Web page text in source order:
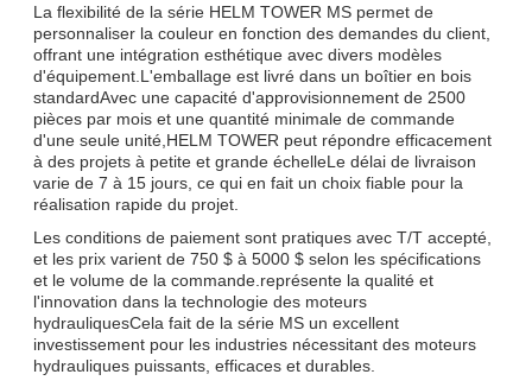
La flexibilité de la série HELM TOWER MS permet de
personnaliser la couleur en fonction des demandes du client,
offrant une intégration esthétique avec divers modèles
d'équipement.L'emballage est livré dans un boîtier en bois
standardAvec une capacité d'approvisionnement de 2500
pièces par mois et une quantité minimale de commande
d'une seule unité,HELM TOWER peut répondre efficacement
à des projets à petite et grande échelleLe délai de livraison
varie de 7 à 15 jours, ce qui en fait un choix fiable pour la
réalisation rapide du projet.
Les conditions de paiement sont pratiques avec T/T accepté,
et les prix varient de 750 $ à 5000 $ selon les spécifications
et le volume de la commande.représente la qualité et
l'innovation dans la technologie des moteurs
hydrauliquesCela fait de la série MS un excellent
investissement pour les industries nécessitant des moteurs
hydrauliques puissants, efficaces et durables.